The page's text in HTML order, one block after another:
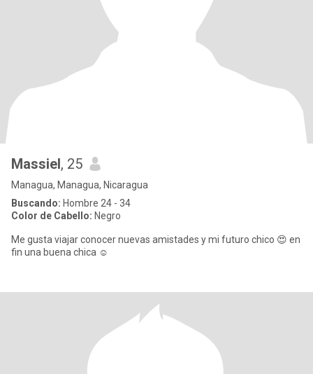
Massiel, 25
Managua, Managua, Nicaragua
Buscando: Hombre 24 - 34
Color de Cabello: Negro
Me gusta viajar conocer nuevas amistades y mi futuro chico 😍 en
fin una buena chica ☺️